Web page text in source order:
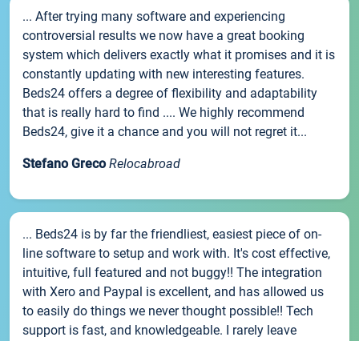
... After trying many software and experiencing
controversial results we now have a great booking
system which delivers exactly what it promises and it is
constantly updating with new interesting features.
Beds24 offers a degree of flexibility and adaptability
that is really hard to find .... We highly recommend
Beds24, give it a chance and you will not regret it...
Stefano Greco Relocabroad
... Beds24 is by far the friendliest, easiest piece of on-
line software to setup and work with. It's cost effective,
intuitive, full featured and not buggy!! The integration
with Xero and Paypal is excellent, and has allowed us
to easily do things we never thought possible!! Tech
support is fast, and knowledgeable. I rarely leave